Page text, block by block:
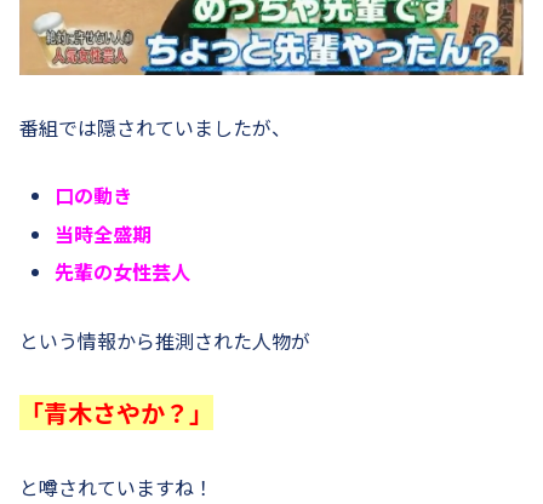
番組では隠されていましたが、
口の動き
当時全盛期
先輩の女性芸人
という情報から推測された人物が
「青木さやか？」
と噂されていますね！